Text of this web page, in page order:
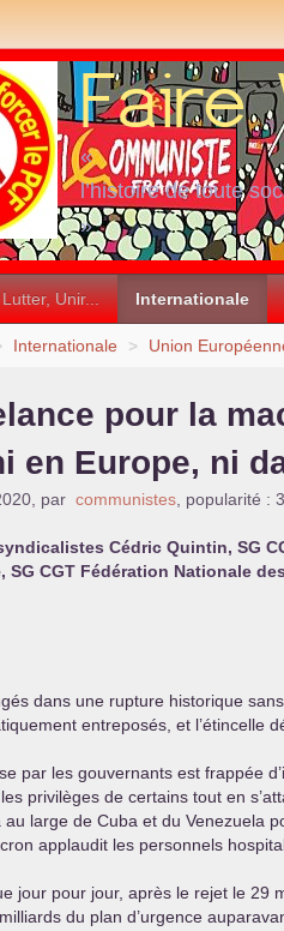
«
l’histoire de toute
»
Lutter, Unir... Internationale
Internationale > Union
pour la
en Europe, ni
par communistes popularité :
Cédric Quintin, SG
SG CGT Fédération Nationale
dans une rupture historique
entreposés, et l’étincelle
par les gouvernants est frappée
privilèges de certains tout en
large de Cuba et du Venezuela
applaudit les personnels
jour pour jour, après le rejet le 29
du plan d’urgence